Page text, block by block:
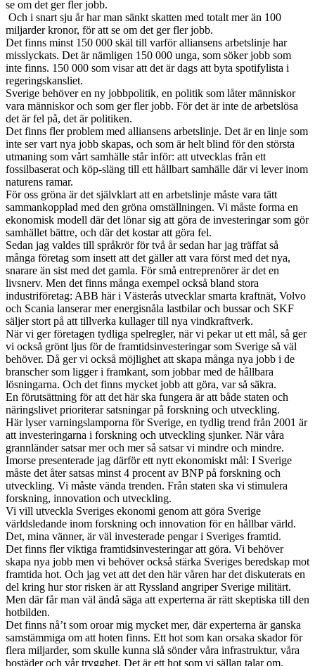
se om det ger fler jobb.
Och i snart sju år har man sänkt skatten med totalt mer än 100
miljarder kronor, för att se om det ger fler jobb.
Det finns minst 150 000 skäl till varför alliansens arbetslinje har
misslyckats. Det är nämligen 150 000 unga, som söker jobb som
inte finns. 150 000 som visar att det är dags att byta spotifylista i
regeringskansliet.
Sverige behöver en ny jobbpolitik, en politik som låter människor
vara människor och som ger fler jobb. För det är inte de arbetslösa
det är fel på, det är politiken.
Det finns fler problem med alliansens arbetslinje. Det är en linje som
inte ser vart nya jobb skapas, och som är helt blind för den största
utmaning som vårt samhälle står inför: att utvecklas från ett
fossilbaserat och köp-släng till ett hållbart samhälle där vi lever inom
naturens ramar.
För oss gröna är det självklart att en arbetslinje måste vara tätt
sammankopplad med den gröna omställningen. Vi måste forma en
ekonomisk modell där det lönar sig att göra de investeringar som gör
samhället bättre, och där det kostar att göra fel.
Sedan jag valdes till språkrör för två år sedan har jag träffat så
många företag som insett att det gäller att vara först med det nya,
snarare än sist med det gamla. För små entreprenörer är det en
livsnerv. Men det finns många exempel också bland stora
industriföretag: ABB här i Västerås utvecklar smarta kraftnät, Volvo
och Scania lanserar mer energisnåla lastbilar och bussar och SKF
säljer stort på att tillverka kullager till nya vindkraftverk.
När vi ger företagen tydliga spelregler, när vi pekar ut ett mål, så ger
vi också grönt ljus för de framtidsinvesteringar som Sverige så väl
behöver. Då ger vi också möjlighet att skapa många nya jobb i de
branscher som ligger i framkant, som jobbar med de hållbara
lösningarna. Och det finns mycket jobb att göra, var så säkra.
En förutsättning för att det här ska fungera är att både staten och
näringslivet prioriterar satsningar på forskning och utveckling.
Här lyser varningslamporna för Sverige, en tydlig trend från 2001 är
att investeringarna i forskning och utveckling sjunker. När våra
grannländer satsar mer och mer så satsar vi mindre och mindre.
Imorse presenterade jag därför ett nytt ekonomiskt mål: I Sverige
måste det åter satsas minst 4 procent av BNP på forskning och
utveckling. Vi måste vända trenden. Från staten ska vi stimulera
forskning, innovation och utveckling.
Vi vill utveckla Sveriges ekonomi genom att göra Sverige
världsledande inom forskning och innovation för en hållbar värld.
Det, mina vänner, är väl investerade pengar i Sveriges framtid.
Det finns fler viktiga framtidsinvesteringar att göra. Vi behöver
skapa nya jobb men vi behöver också stärka Sveriges beredskap mot
framtida hot. Och jag vet att det den här våren har det diskuterats en
del kring hur stor risken är att Ryssland angriper Sverige militärt.
Men där får man väl ändå säga att experterna är rätt skeptiska till den
hotbilden.
Det finns nå’t som oroar mig mycket mer, där experterna är ganska
samstämmiga om att hoten finns. Ett hot som kan orsaka skador för
flera miljarder, som skulle kunna slå sönder våra infrastruktur, våra
bostäder och vår trygghet. Det är ett hot som vi sällan talar om.